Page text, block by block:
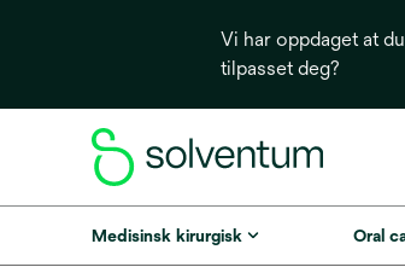
Vi har oppdaget at
tilpasset deg?
Medisinsk kirurgisk Oral